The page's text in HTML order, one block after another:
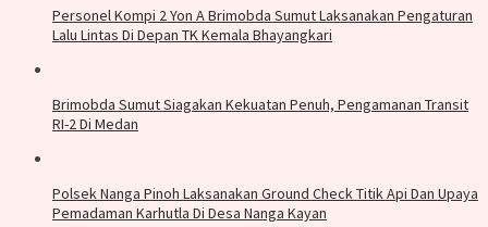
Personel Kompi 2 Yon A Brimobda Sumut Laksanakan Pengaturan
Lalu Lintas Di Depan TK Kemala Bhayangkari
Brimobda Sumut Siagakan Kekuatan Penuh, Pengamanan Transit
RI-2 Di Medan
Polsek Nanga Pinoh Laksanakan Ground Check Titik Api Dan Upaya
Pemadaman Karhutla Di Desa Nanga Kayan